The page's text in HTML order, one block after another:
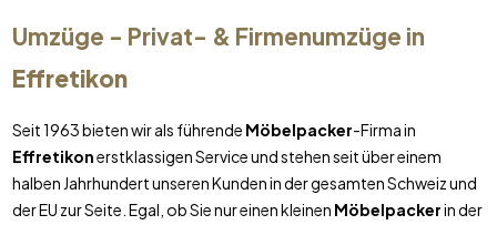
Umzüge - Privat- & Firmenumzüge in
Effretikon
Seit 1963 bieten wir als führende Möbelpacker-Firma in
Effretikonerstklassigen Service und stehen seit über einem
halben Jahrhundert unseren Kunden in der gesamten Schweiz und
der EU zur Seite. Egal, ob Sie nur einen kleinen Möbelpackerin der